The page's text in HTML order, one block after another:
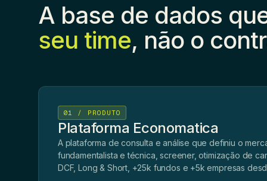
A base de dados
seu time, não o
01 / PRODUTO
Plataforma Economatica
A plataforma de consulta e análise que definiu o
fundamentalista e técnica, screener, otimização de
DCF, Long & Short, +25k fundos e +5k empresas